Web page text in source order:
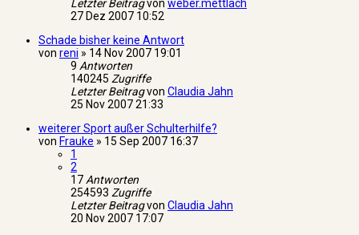
Letzter Beitragvon weber.mettlach
27 Dez 2007 10:52
Schade bisher keine Antwort
von reni » 14 Nov 2007 19:01
9 Antworten
140245 Zugriffe
Letzter Beitragvon Claudia Jahn
25 Nov 2007 21:33
weiterer Sport außer Schulterhilfe?
von Frauke » 15 Sep 2007 16:37
1
2
17Antworten
254593 Zugriffe
Letzter Beitragvon Claudia Jahn
20 Nov 2007 17:07